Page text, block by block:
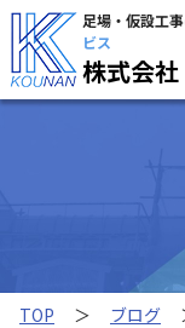
足場・仮設工
ビス
株式会
TOP ＞ ブログ